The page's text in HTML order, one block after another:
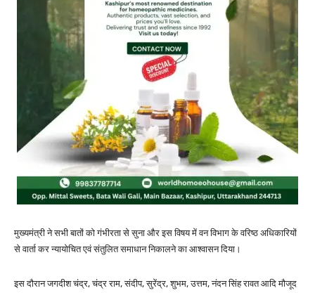
मुख्यमंत्री ने सभी बातों को गंभीरता से सुना और इस विषय में वन विभाग के वरिष्ठ अधिकारियों
से वार्ता कर न्यायोचित एवं संतुलित समाधान निकालने का आश्वासन दिया।
इस दौरान जगदीश चंद्र, चंद्र राम, संदीप, सुरेंद्र, शुभम, उत्तम, नंदन सिंह रावत आदि मौजूद